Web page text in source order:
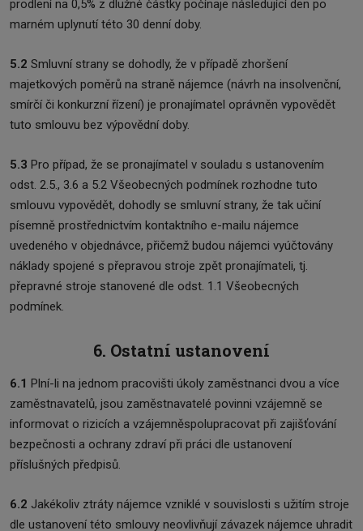
prodlení na 0,5% z dlužné částky počínaje následující den po
marném uplynutí této 30 denní doby.
5.2 Smluvní strany se dohodly, že v případě zhoršení
majetkových poměrů na straně nájemce (návrh na insolvenční,
smírčí či konkurzní řízení) je pronajímatel oprávněn vypovědět
tuto smlouvu bez výpovědní doby.
5.3 Pro případ, že se pronajímatel v souladu s ustanovením
odst. 2.5., 3.6 a 5.2 Všeobecných podmínek rozhodne tuto
smlouvu vypovědět, dohodly se smluvní strany, že tak učiní
písemně prostřednictvím kontaktního e-mailu nájemce
uvedeného v objednávce, přičemž budou nájemci vyúčtovány
náklady spojené s přepravou stroje zpět pronajímateli, tj.
přepravné stroje stanovené dle odst. 1.1 Všeobecných
podmínek.
6. Ostatní ustanovení
6.1 Plní-li na jednom pracovišti úkoly zaměstnanci dvou a více
zaměstnavatelů, jsou zaměstnavatelé povinni vzájemně se
informovat o rizicích a vzájemněspolupracovat při zajišťování
bezpečnosti a ochrany zdraví při práci dle ustanovení
příslušných předpisů.
6.2 Jakékoliv ztráty nájemce vzniklé v souvislosti s užitím stroje
dle ustanovení této smlouvy neovlivňují závazek nájemce uhradit